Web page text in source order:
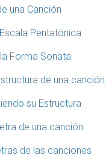
una Canción
Pentatónica
Forma Sonata
de una canción
su Estructura
de una canción
de las canciones